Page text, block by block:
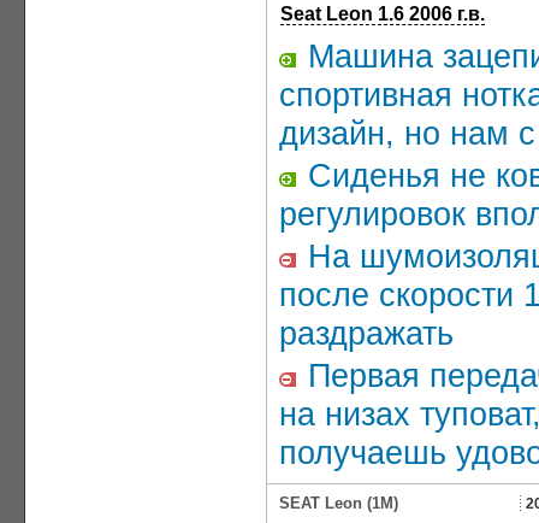
Seat Leon 1.6 2006 г.в.
Машина
спортивная
дизайн, но нам с
Сиденья не
регулировок
На
после скорости
раздражать
Первая
на низах
получаешь
SEAT Leon (1M)